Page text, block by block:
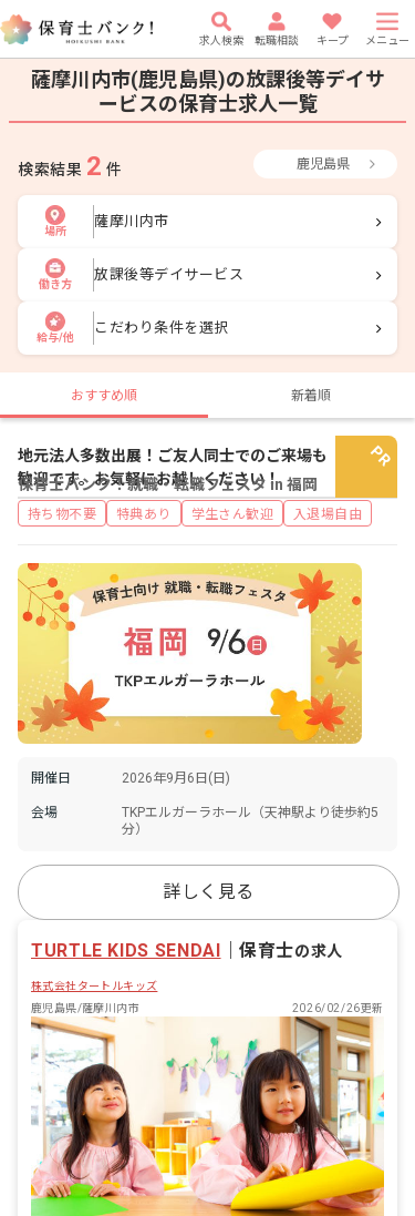
求人検索 転職相談 キープ メニュー
薩摩川内市(鹿児島県)の放課後等デイサ
ービスの保育士求人一覧
検索結果 2 件 鹿児島県
場所
薩摩川内市
働き方
放課後等デイサービス
給与/他
こだわり条件を選択
おすすめ順 新着順
保育士バンク！就職・転職フェスタ in 福岡
地元法人多数出展！ご友人同士でのご来場も
歓迎です。お気軽にお越しください！
持ち物不要 特典あり 学生さん歓迎 入退場自由
開催日 2026年9月6日(日)
会場
TKPエルガーラホール（天神駅より徒歩約5
分）
詳しく見る
TURTLE KIDS SENDAI ｜保育士の求人
株式会社タートルキッズ
鹿児島県/薩摩川内市
2026/02/26更新